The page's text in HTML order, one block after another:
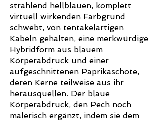
strahlend hellblauen, komplett
virtuell wirkenden Farbgrund
schwebt, von tentakelartigen
Kabeln gehalten, eine merkwürdige
Hybridform aus blauem
Körperabdruck und einer
aufgeschnittenen Paprikaschote,
deren Kerne teilweise aus ihr
herausquellen. Der blaue
Körperabdruck, den Pech noch
malerisch ergänzt, indem sie dem